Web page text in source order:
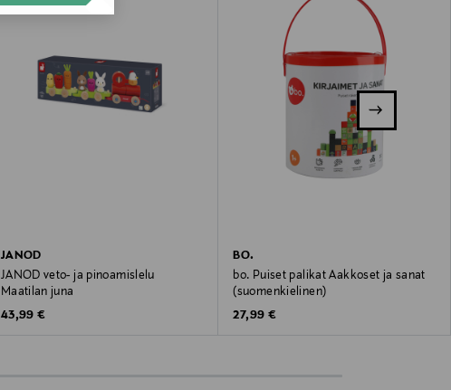
JANOD
JANOD veto- ja pinoamislelu
Maatilan juna
Original Price
43,99 €
BO.
bo. Puiset palikat Aakkoset ja sanat
(suomenkielinen)
Original Price
27,99 €